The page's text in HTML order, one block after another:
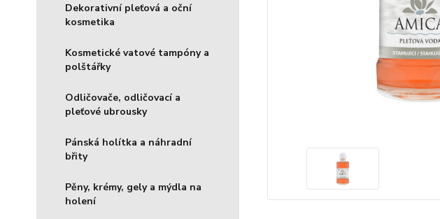
Dekorativní pleťová a oční
kosmetika
Kosmetické vatové tampóny a
polštářky
Odličovače, odličovací a
pleťové ubrousky
Pánská holítka a náhradní
břity
Pěny, krémy, gely a mýdla na
holení